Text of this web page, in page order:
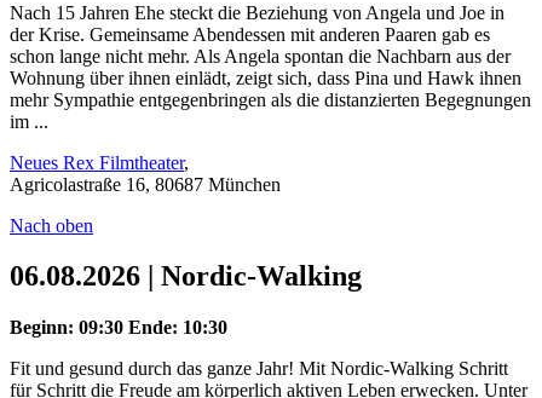
Nach 15 Jahren Ehe steckt die Beziehung von Angela und Joe in
der Krise. Gemeinsame Abendessen mit anderen Paaren gab es
schon lange nicht mehr. Als Angela spontan die Nachbarn aus der
Wohnung über ihnen einlädt, zeigt sich, dass Pina und Hawk ihnen
mehr Sympathie entgegenbringen als die distanzierten Begegnungen
im ...
Neues Rex Filmtheater,
Agricolastraße 16, 80687 München
Nach oben
06.08.2026 | Nordic-Walking
Beginn: 09:30 Ende: 10:30
Fit und gesund durch das ganze Jahr! Mit Nordic-Walking Schritt
für Schritt die Freude am körperlich aktiven Leben erwecken. Unter